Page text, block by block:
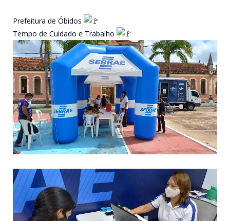
Prefeitura de Óbidos
Tempo de Cuidado e Trabalho